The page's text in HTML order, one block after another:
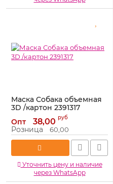
Маска Собака объемная
3D /картон 2391317
Артикул: 2391317
Опт 38,00 руб
Розница 60,00
Уточнить цену и наличие
через WhatsApp